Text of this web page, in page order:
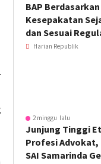
BAP Berdasarkan
Kesepakatan
dan Sesuai
Harian Republik
2 minggu lalu
Junjung Tinggi
Profesi Advokat,
SAI Samarinda